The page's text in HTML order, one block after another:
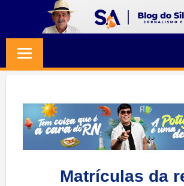
content
Jornalismo
Credibilidade
Matrículas da